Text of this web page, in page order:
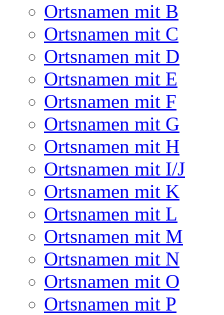
Ortsnamen mit B
Ortsnamen mit C
Ortsnamen mit D
Ortsnamen mit E
Ortsnamen mit F
Ortsnamen mit G
Ortsnamen mit H
Ortsnamen mit I/J
Ortsnamen mit K
Ortsnamen mit L
Ortsnamen mit M
Ortsnamen mit N
Ortsnamen mit O
Ortsnamen mit P